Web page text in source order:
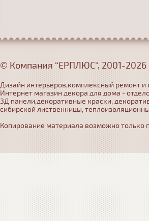
© Компания “ЕРПЛЮС”, 2001-2026
Дизайн интерьеров,комплексный ремонт
Интернет магазин декора для дома -
3Д панели,декоративные краски,
сибирской лиственницы,
Копирование материала возможно только